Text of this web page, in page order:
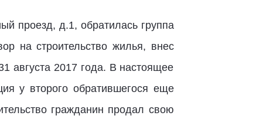
проезд, д.1, обратилась группа
на строительство жилья, внес
августа 2017 года. В настоящее
у второго обратившегося еще
гражданин продал свою